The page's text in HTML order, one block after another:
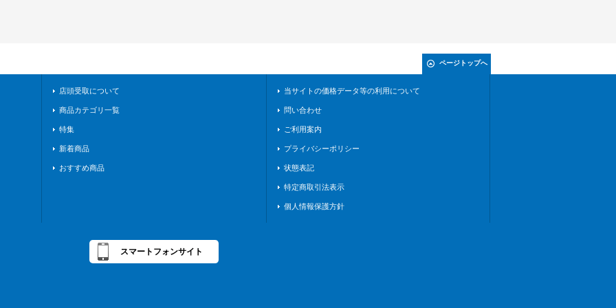
ページトップへ
店頭受取について
商品カテゴリ一覧
特集
新着商品
おすすめ商品
当サイトの価格データ等の利用について
問い合わせ
ご利用案内
プライバシーポリシー
状態表記
特定商取引法表示
個人情報保護方針
スマートフォンサイト